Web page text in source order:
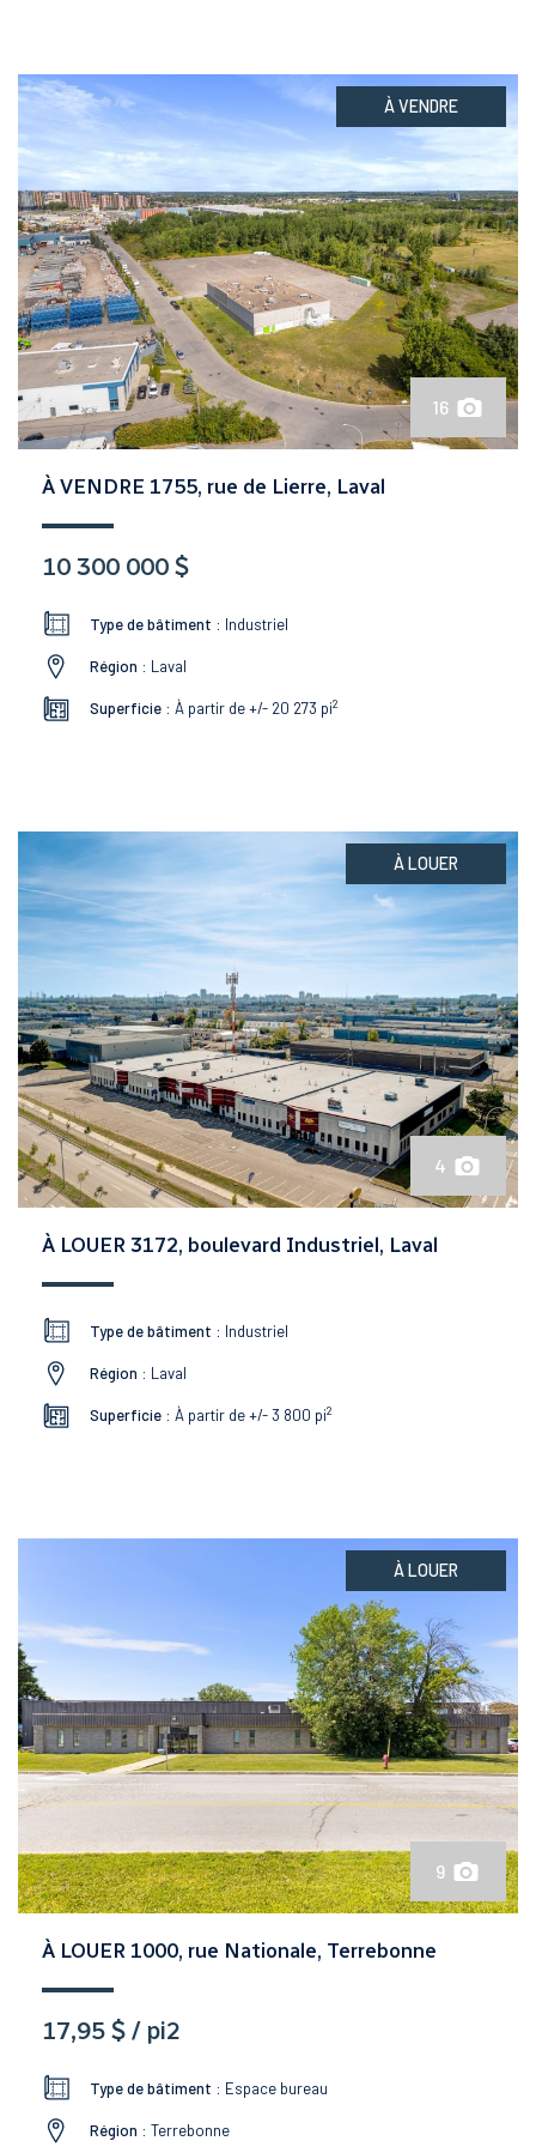
À VENDRE
16
À VENDRE 1755, rue de Lierre, Laval
10 300 000 $
Type de bâtiment : Industriel
Région : Laval
Superficie : À partir de +/- 20 273 pi2
À LOUER
4
À LOUER 3172, boulevard Industriel, Laval
Type de bâtiment : Industriel
Région : Laval
Superficie : À partir de +/- 3 800 pi2
À LOUER
9
À LOUER 1000, rue Nationale, Terrebonne
17,95 $ / pi2
Type de bâtiment : Espace bureau
Région : Terrebonne